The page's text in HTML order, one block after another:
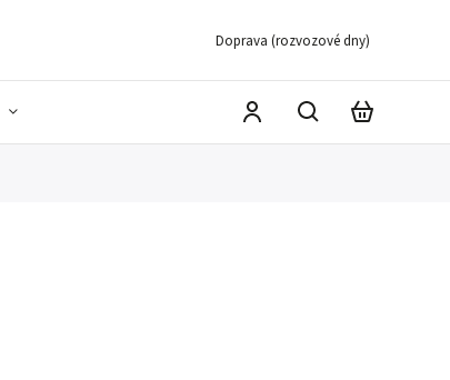
Doprava (rozvozové dny)